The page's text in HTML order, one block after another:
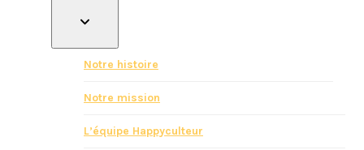
Notre histoire
Notre mission
L’équipe Happyculteur